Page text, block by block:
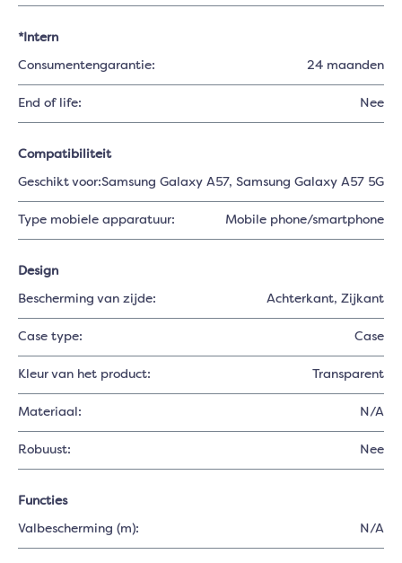
*Intern
Consumentengarantie: 24 maanden
End of life: Nee
Compatibiliteit
Geschikt voor:Samsung Galaxy A57, Samsung Galaxy A57 5G
Type mobiele apparatuur: Mobile phone/smartphone
Design
Bescherming van zijde: Achterkant, Zijkant
Case type: Case
Kleur van het product: Transparent
Materiaal: N/A
Robuust: Nee
Functies
Valbescherming (m): N/A